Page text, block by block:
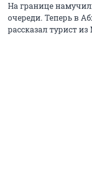
На границе
очереди. Теперь в
рассказал турист